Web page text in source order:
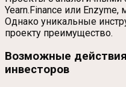
Yearn.Finance или Enzyme,
Однако уникальные
проекту преимущество.
Возможные
инвесторов